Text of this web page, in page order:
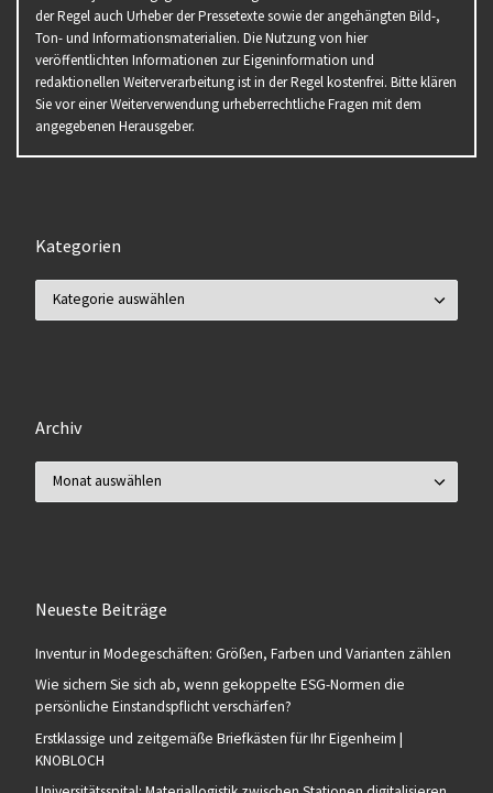
der Regel auch Urheber der Pressetexte sowie der angehängten Bild-,
Ton- und Informationsmaterialien. Die Nutzung von hier
veröffentlichten Informationen zur Eigeninformation und
redaktionellen Weiterverarbeitung ist in der Regel kostenfrei. Bitte klären
Sie vor einer Weiterverwendung urheberrechtliche Fragen mit dem
angegebenen Herausgeber.
Kategorien
Archiv
Neueste Beiträge
Inventur in Modegeschäften: Größen, Farben und Varianten zählen
Wie sichern Sie sich ab, wenn gekoppelte ESG-Normen die
persönliche Einstandspflicht verschärfen?
Erstklassige und zeitgemäße Briefkästen für Ihr Eigenheim |
KNOBLOCH